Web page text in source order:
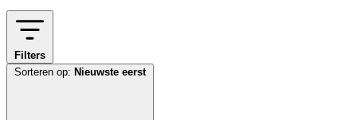
Filters
Sorteren op: Nieuwste eerst